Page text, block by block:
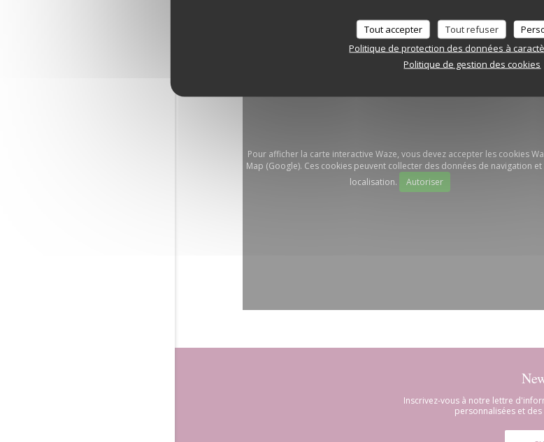
Tout accepter Tout refuser
Politique de protection des données à
Politique de gestion des cookies
Pour afficher la carte interactive Waze, vous devez accepter les cookies
Map (Google). Ces cookies peuvent collecter des données de navigation et
localisation.
Autoriser
Inscrivez-vous à notre lettre
personnalisées et